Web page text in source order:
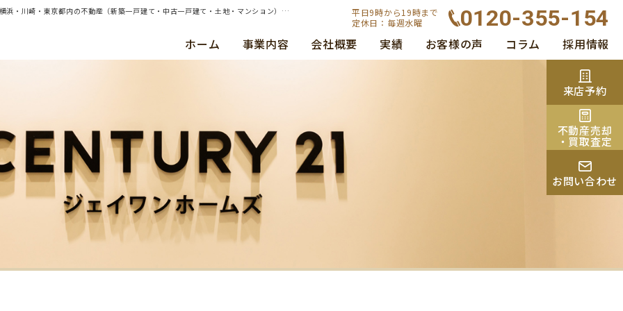
| 東京都江東区豊洲4丁目 約65㎡マンションの売却（買取）査定のご依頼を承りました | 横浜・川崎・東京都内の不動産（新築一戸建て・中古一戸建て・土地・マンション）ならセンチュリー21ジェイワンホームズ
平日9時から19時まで
定休日：毎週水曜
0120-355-154
ホーム 事業内容 会社概要 実績 お客様の声 コラム 採用情報
来店予約
不動産売却
・買取査定
お問い合わせ